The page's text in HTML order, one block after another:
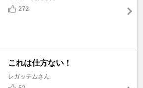
272
これは仕方ない！
レガッテムさん